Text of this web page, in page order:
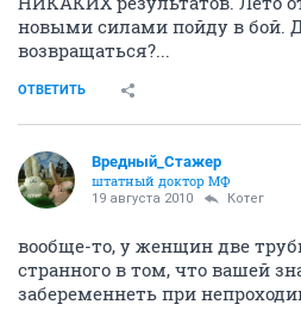
новыми силами пойду в бой.
возвращаться?...
ОТВЕТИТЬ
Вредный_Стажер
штатный доктор МФ
19 августа 2010 Котег
вообще-то, у женщин две
странного в том, что вашей
забеременнеть при